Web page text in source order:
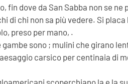
fin dove da San Sabba non se
di chi non sa più vedere. Si
preso per mano, .
gambe sono ; mulini che girano
carsico per centinaia di
scoperchiano la e la